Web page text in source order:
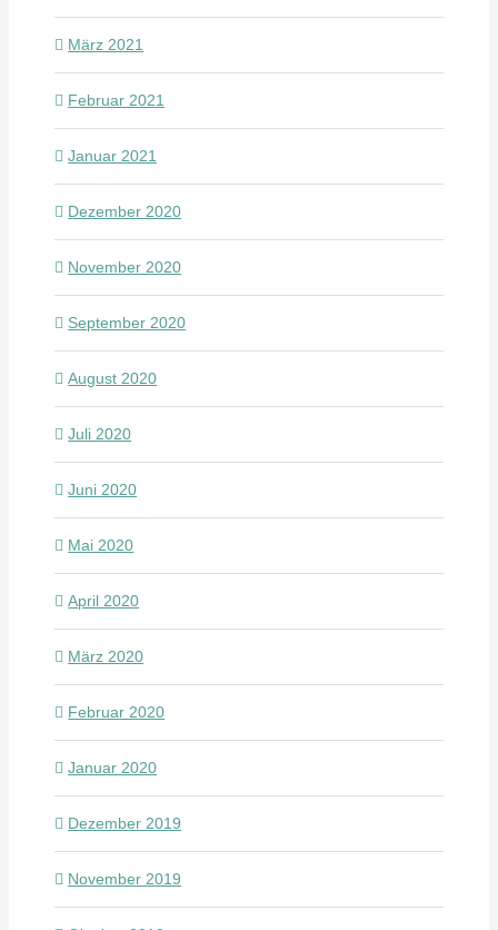
März 2021
Februar 2021
Januar 2021
Dezember 2020
November 2020
September 2020
August 2020
Juli 2020
Juni 2020
Mai 2020
April 2020
März 2020
Februar 2020
Januar 2020
Dezember 2019
November 2019